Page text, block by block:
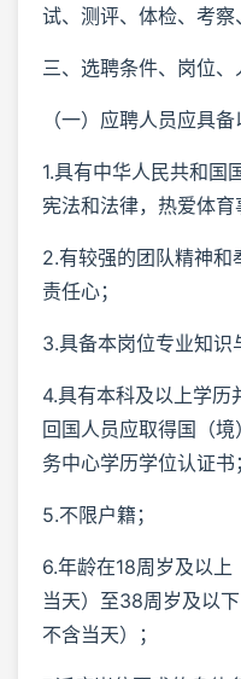
试、测评、体检、考察
三、选聘条件、岗位、
（一）应聘人员应具
1.具有中华人民共和国
宪法和法律，热爱体育
2.有较强的团队精神和
责任心；
3.具备本岗位专业知识
4.具有本科及以上学历
回国人员应取得国（
务中心学历学位认证书；
5.不限户籍；
6.年龄在18周岁及以
当天）至38周岁及以
不含当天）；